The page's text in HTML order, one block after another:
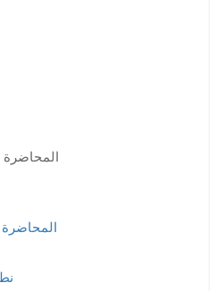
المحاضرة
المحاضرة